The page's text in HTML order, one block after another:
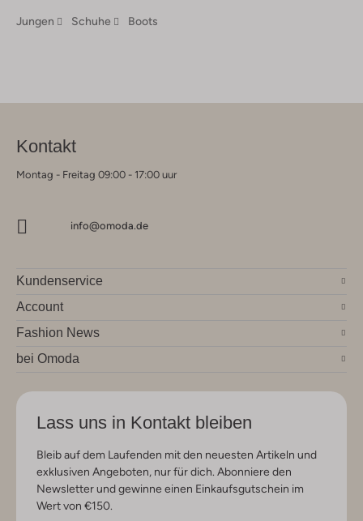
Jungen Schuhe Boots
Kontakt
Montag - Freitag 09:00 - 17:00 uur
info@omoda.de
Kundenservice
Account
Fashion News
bei Omoda
Lass uns in Kontakt bleiben
Bleib auf dem Laufenden mit den neuesten Artikeln und
exklusiven Angeboten, nur für dich. Abonniere den
Newsletter und gewinne einen Einkaufsgutschein im
Wert von €150.